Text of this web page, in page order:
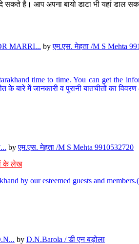
सकते है। आप अपना बायो डाटा भी यहां डाल
MARRI... byएम.एस. मेहता /M S Mehta
time to time. You can get the
के बारे में जानकारी व पुरानी बातचीतों का
byएम.एस. मेहता /M S Mehta 9910532720
के लेख
by our esteemed guests and
by D.N.Barola / डी एन बड़ोला